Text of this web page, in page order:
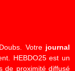
Votre journal
HEBDO25 est un
de proximité diffusé